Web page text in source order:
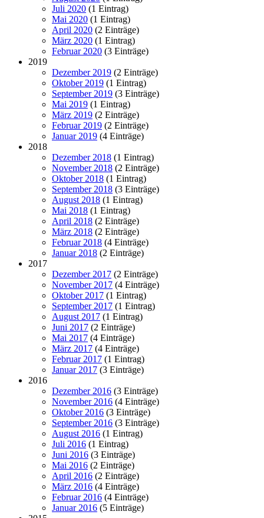
Juli 2020 (1 Eintrag)
Mai 2020 (1 Eintrag)
April 2020 (2 Einträge)
März 2020 (1 Eintrag)
Februar 2020 (3 Einträge)
2019
Dezember 2019 (2 Einträge)
Oktober 2019 (1 Eintrag)
September 2019 (3 Einträge)
Mai 2019 (1 Eintrag)
März 2019 (2 Einträge)
Februar 2019 (2 Einträge)
Januar 2019 (4 Einträge)
2018
Dezember 2018 (1 Eintrag)
November 2018 (2 Einträge)
Oktober 2018 (1 Eintrag)
September 2018 (3 Einträge)
August 2018 (1 Eintrag)
Mai 2018 (1 Eintrag)
April 2018 (2 Einträge)
März 2018 (2 Einträge)
Februar 2018 (4 Einträge)
Januar 2018 (2 Einträge)
2017
Dezember 2017 (2 Einträge)
November 2017 (4 Einträge)
Oktober 2017 (1 Eintrag)
September 2017 (1 Eintrag)
August 2017 (1 Eintrag)
Juni 2017 (2 Einträge)
Mai 2017 (4 Einträge)
März 2017 (4 Einträge)
Februar 2017 (1 Eintrag)
Januar 2017 (3 Einträge)
2016
Dezember 2016 (3 Einträge)
November 2016 (4 Einträge)
Oktober 2016 (3 Einträge)
September 2016 (3 Einträge)
August 2016 (1 Eintrag)
Juli 2016 (1 Eintrag)
Juni 2016 (3 Einträge)
Mai 2016 (2 Einträge)
April 2016 (2 Einträge)
März 2016 (4 Einträge)
Februar 2016 (4 Einträge)
Januar 2016 (5 Einträge)